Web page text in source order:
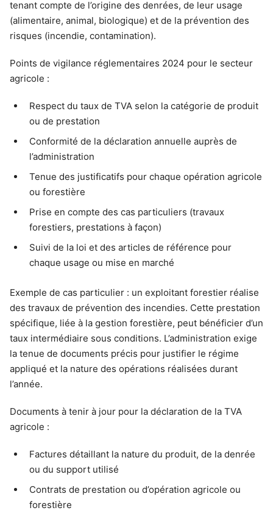
tenant compte de l’origine des denrées, de leur usage
(alimentaire, animal, biologique) et de la prévention des
risques (incendie, contamination).
Points de vigilance réglementaires 2024 pour le secteur
agricole :
Respect du taux de TVA selon la catégorie de produit
ou de prestation
Conformité de la déclaration annuelle auprès de
l’administration
Tenue des justificatifs pour chaque opération agricole
ou forestière
Prise en compte des cas particuliers (travaux
forestiers, prestations à façon)
Suivi de la loi et des articles de référence pour
chaque usage ou mise en marché
Exemple de cas particulier : un exploitant forestier réalise
des travaux de prévention des incendies. Cette prestation
spécifique, liée à la gestion forestière, peut bénéficier d’un
taux intermédiaire sous conditions. L’administration exige
la tenue de documents précis pour justifier le régime
appliqué et la nature des opérations réalisées durant
l’année.
Documents à tenir à jour pour la déclaration de la TVA
agricole :
Factures détaillant la nature du produit, de la denrée
ou du support utilisé
Contrats de prestation ou d’opération agricole ou
forestière